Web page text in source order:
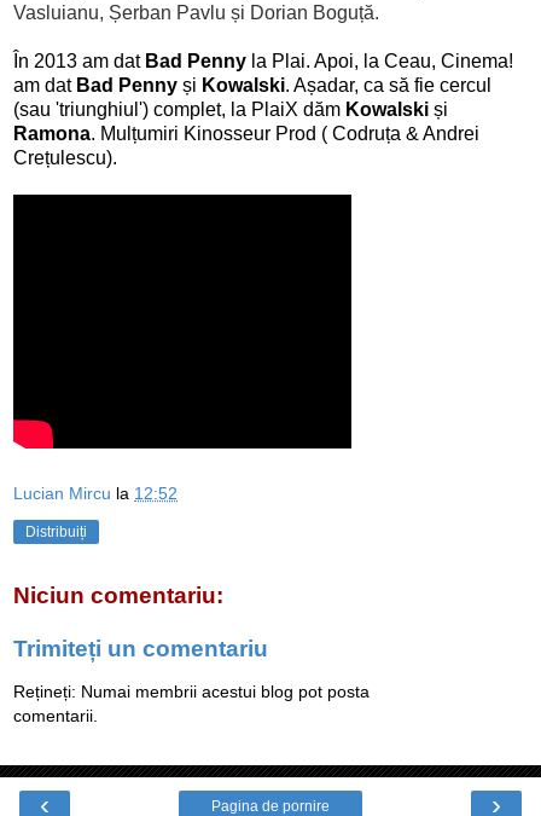
Vasluianu, Șerban Pavlu și Dorian Boguță.
În 2013 am dat Bad Penny la Plai. Apoi, la Ceau, Cinema!
am dat Bad Penny și Kowalski. Așadar, ca să fie cercul
(sau 'triunghiul') complet, la PlaiX dăm Kowalski și
Ramona. Mulțumiri Kinosseur Prod ( Codruța & Andrei
Crețulescu).
Lucian Mircu la 12:52
Distribuiți
Niciun comentariu:
Trimiteți un comentariu
Rețineți: Numai membrii acestui blog pot posta
comentarii.
‹ ›
Pagina de pornire